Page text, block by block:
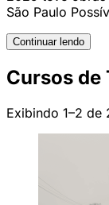
São Paulo
Continuar lendo
Cursos de
Exibindo 1–2 de